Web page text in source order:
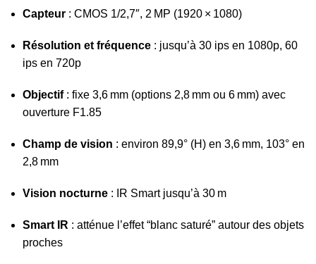
Capteur : CMOS 1/2,7″, 2 MP (1920 × 1080)
Résolution et fréquence : jusqu’à 30 ips en 1080p, 60
ips en 720p
Objectif: fixe 3,6 mm (options 2,8 mm ou 6 mm) avec
ouverture F1.85
Champ de vision : environ 89,9° (H) en 3,6 mm, 103° en
2,8 mm
Vision nocturne : IR Smart jusqu’à 30 m
Smart IR : atténue l’effet “blanc saturé” autour des objets
proches